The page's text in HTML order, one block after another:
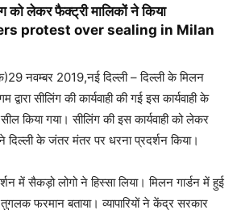
को लेकर फैक्ट्री मालिकों ने किया
protest over sealing in Milan
नवम्बर 2019,नई दिल्ली – दिल्ली के मिलन
द्वारा सीलिंग की कार्यवाही की गई इस कार्यवाही के
किया गया। सीलिंग की इस कार्यवाही को लेकर
दिल्ली के जंतर मंतर पर धरना प्रदर्शन किया।
में सैकड़ो लोगो ने हिस्सा लिया। मिलन गार्डन में हुई
तुगलक फरमान बताया। व्यापारियों ने केंद्र सरकार